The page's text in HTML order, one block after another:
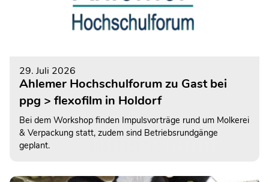
29. Juli 2026
Ahlemer Hochschulforum zu Gast bei
ppg > flexofilm in Holdorf
Bei dem Workshop finden Impulsvorträge rund um Molkerei
& Verpackung statt, zudem sind Betriebsrundgänge
geplant.